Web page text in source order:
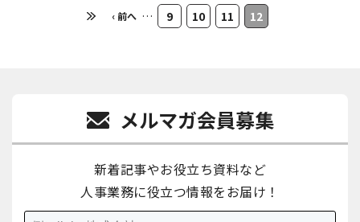
‹ 前へ … 9 10 11 12
メルマガ会員募集
新着記事やお役立ち資料など
人事業務に役立つ情報をお届け！